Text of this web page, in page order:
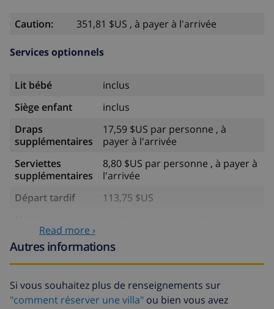
Caution: 351,81 $US , à payer à l'arrivée
Services optionnels
Lit bébé
inclus
Siège enfant
inclus
Draps
supplémentaires
17,59 $US par personne , à
payer à l'arrivée
Serviettes
supplémentaires
8,80 $US par personne , à payer à
l'arrivée
Départ tardif
113,75 $US
supplémentaire
Fonds
d'annulation:
4.80% du montant total
Read more ›
Autres informations
Si vous souhaitez plus de renseignements sur
"comment réserver une villa" ou bien vous avez